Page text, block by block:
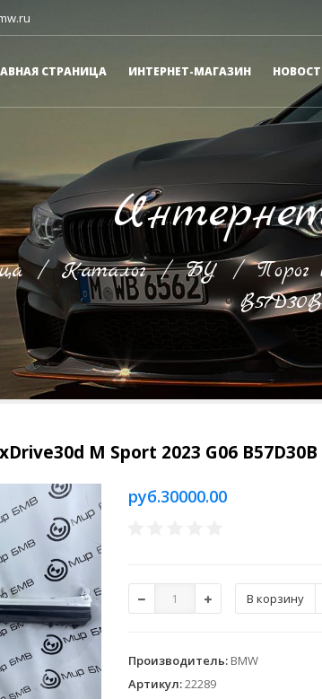
СТРАНИЦА ИНТЕРНЕТ-МАГАЗИН
/Каталог /БУ /
M Sport 2023 G06
руб.30000.00
Производитель: BMW
Артикул:22289